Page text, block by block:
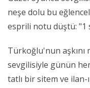
neşe dolu bu
esprili notu düştü: "1
Türkoğlu'nun aşkını
sevgilisiyle günün
tatlı bir sitem ve ilan-